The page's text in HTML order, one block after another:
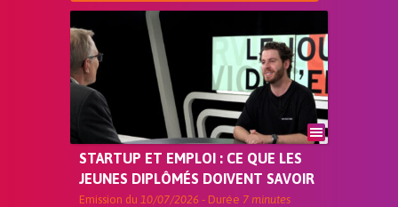
STARTUP ET EMPLOI : CE QUE LES
JEUNES DIPLÔMÉS DOIVENT SAVOIR
Emission du 10/07/2026 - Durée 7 minutes